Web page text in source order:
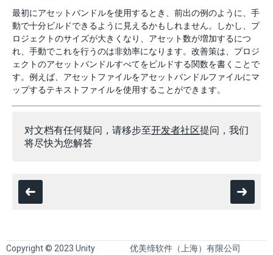
最初にアセットバンドルを使用するとき、前出の例のように、手
動で十分ビルドできるように見えるかもしれません。しかし、プ
ロジェクトのサイズが大きくなり、アセット数が増加するにつ
れ、手動でこれを行うのは非効率になります。改善策は、プロジ
ェクトのアセットバンドルすべてをビルドする関数を書くことで
す。例えば、アセットファイルをアセットバンドルファイルにマ
ップするテキストファイルを使用することができます。
对文档有任何疑问，请移步至开发者社区提问，我们
将尽快为您解答
Copyright © 2023 Unity 优美缔软件（上海）有限公司